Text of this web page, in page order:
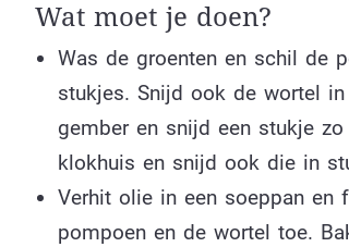
Wat moet je doen?
Was de groenten en schil de
stukjes. Snijd ook de wortel
gember en snijd een stukje
klokhuis en snijd ook die in
Verhit olie in een soeppan en
pompoen en de wortel toe.